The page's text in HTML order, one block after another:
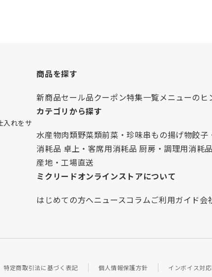
入れをサ
商品を探す
新商品セール品クーポン特集一覧メニューのヒ
カテゴリから探す
水産物肉類野菜類前菜・珍味串もの揚げ物餃子
消耗品 卓上・客席用消耗品 厨房・調理用消耗
産地・工場直送
ミクリードオンラインストアについて
はじめての方へニュースコラムご利用ガイド会
特定商取引法に基づく表記 個人情報保護方針 インボイス対